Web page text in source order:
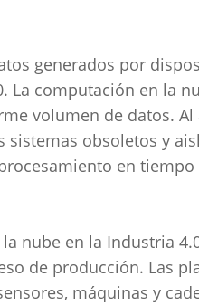
generados por
La computación en la
volumen de datos. Al
sistemas obsoletos y
en tiempo
nube en la Industria
de producción. Las
máquinas y